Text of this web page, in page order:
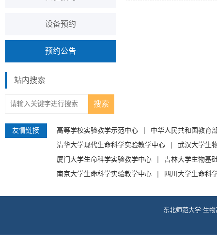
设备预约
预约公告
站内搜索
友情链接 高等学校实验教学示范中心
中华人民共和国教育
清华大学现代生命科学实验教学中心
武汉大学生
厦门大学生命科学实验教学中心
吉林大学生物基
南京大学生命科学实验教学中心
四川大学生命科
东北师范大学·生